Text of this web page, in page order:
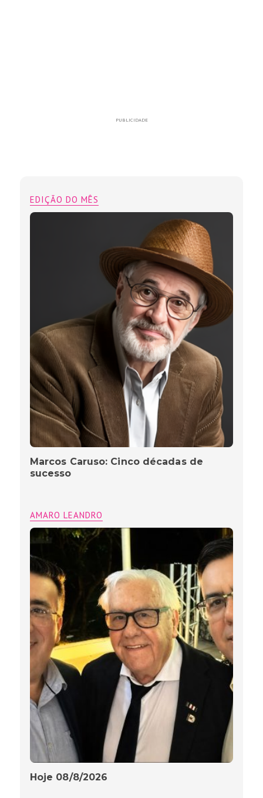
PUBLICIDADE
EDIÇÃO DO MÊS
Marcos Caruso: Cinco décadas de
sucesso
AMARO LEANDRO
Hoje 08/8/2026